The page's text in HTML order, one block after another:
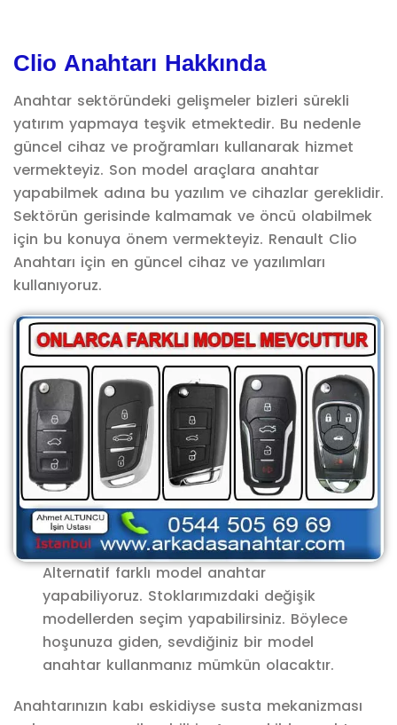
Clio Anahtarı Hakkında
Anahtar sektöründeki gelişmeler bizleri sürekli
yatırım yapmaya teşvik etmektedir. Bu nedenle
güncel cihaz ve proğramları kullanarak hizmet
vermekteyiz. Son model araçlara anahtar
yapabilmek adına bu yazılım ve cihazlar gereklidir.
Sektörün gerisinde kalmamak ve öncü olabilmek
için bu konuya önem vermekteyiz. Renault Clio
Anahtarı için en güncel cihaz ve yazılımları
kullanıyoruz.
Alternatif farklı model anahtar
yapabiliyoruz. Stoklarımızdaki değişik
modellerden seçim yapabilirsiniz. Böylece
hoşunuza giden, sevdiğiniz bir model
anahtar kullanmanız mümkün olacaktır.
Anahtarınızın kabı eskidiyse susta mekanizması